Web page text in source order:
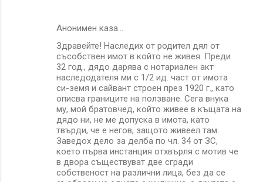
Анонимен каза…
Здравейте! Наследих от родител дял от
съсобствен имот в който не живея. Преди
32 год., дядо дарява с нотариален акт
наследодателя ми с 1/2 ид. част от имота
си-земя и сайвант строен през 1920 г., като
описва границите на ползване. Сега внука
му, мой братовчед, който живее в къщата на
дядо ни, не ме допуска в имота, като
твърди, че е негов, защото живеел там.
Заведох дело за делба по чл. 34 от ЗС,
което първа инстанция отхвърля с мотив че
в двора съществуват две сгради
собственост на различни лица, без да се